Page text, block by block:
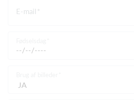
E-mail